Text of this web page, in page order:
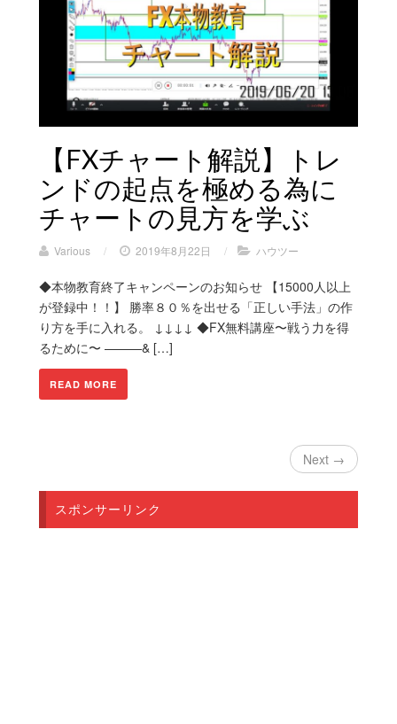
【FXチャート解説】トレ
ンドの起点を極める為に
チャートの見方を学ぶ
Various / 2019年8月22日 / ハウツー
◆本物教育終了キャンペーンのお知らせ 【15000人以上
が登録中！！】 勝率８０％を出せる「正しい手法」の作
り方を手に入れる。 ↓↓↓↓ ◆FX無料講座〜戦う力を得
るために〜 ———& […]
READ MORE
Next →
スポンサーリンク